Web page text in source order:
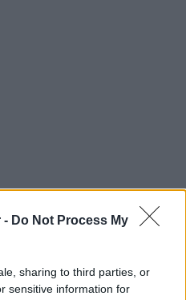
- Do Not Process My
sharing to third parties, or
sensitive information for